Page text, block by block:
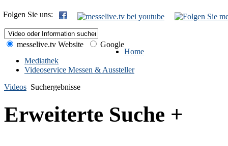
Folgen Sie uns:
messelive.tv Website
Google
Home
Mediathek
Videoservice Messen & Aussteller
Videos Suchergebnisse
Erweiterte Suche +